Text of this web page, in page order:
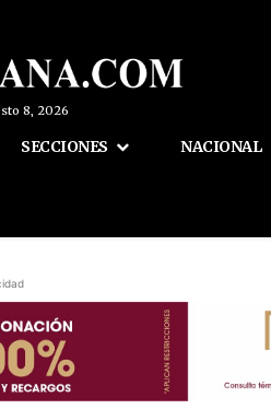
8, 2026
SECCIONES NACIONAL